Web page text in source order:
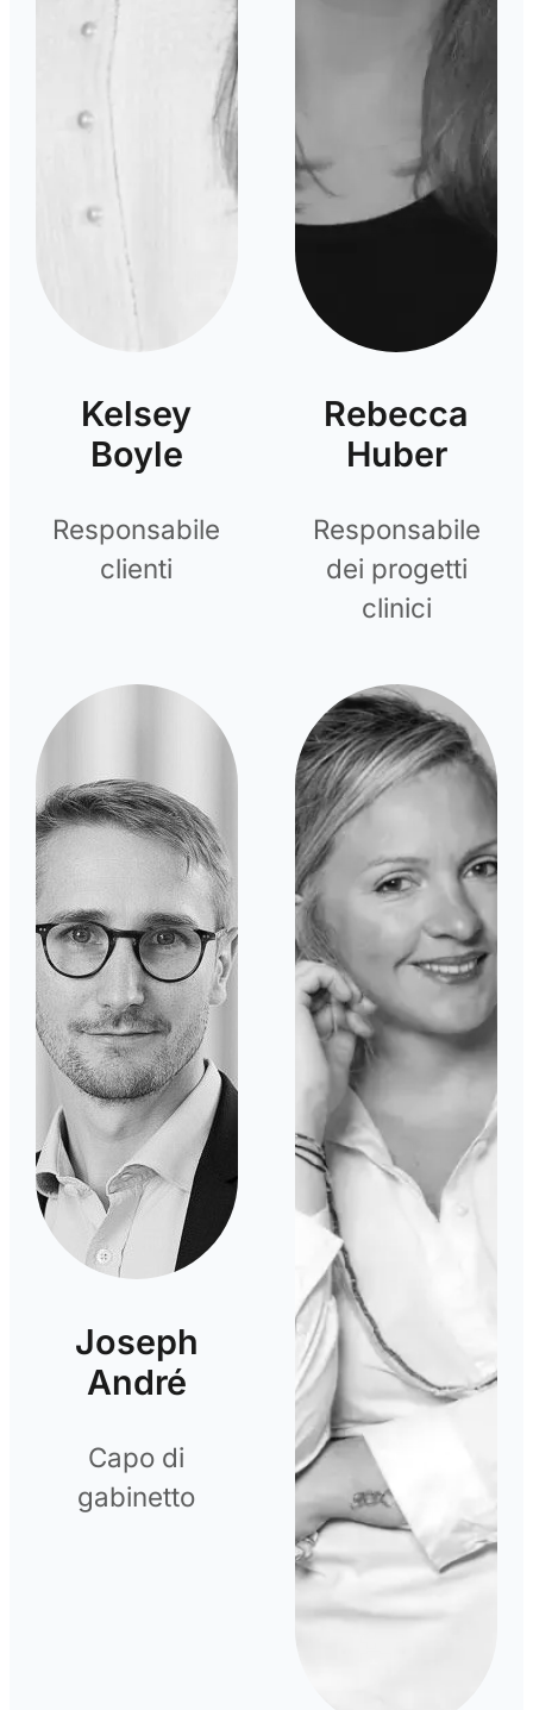
Kelsey
Boyle
Responsabile
clienti
Rebecca
Huber
Responsabile
dei progetti
clinici
Joseph
André
Capo di
gabinetto